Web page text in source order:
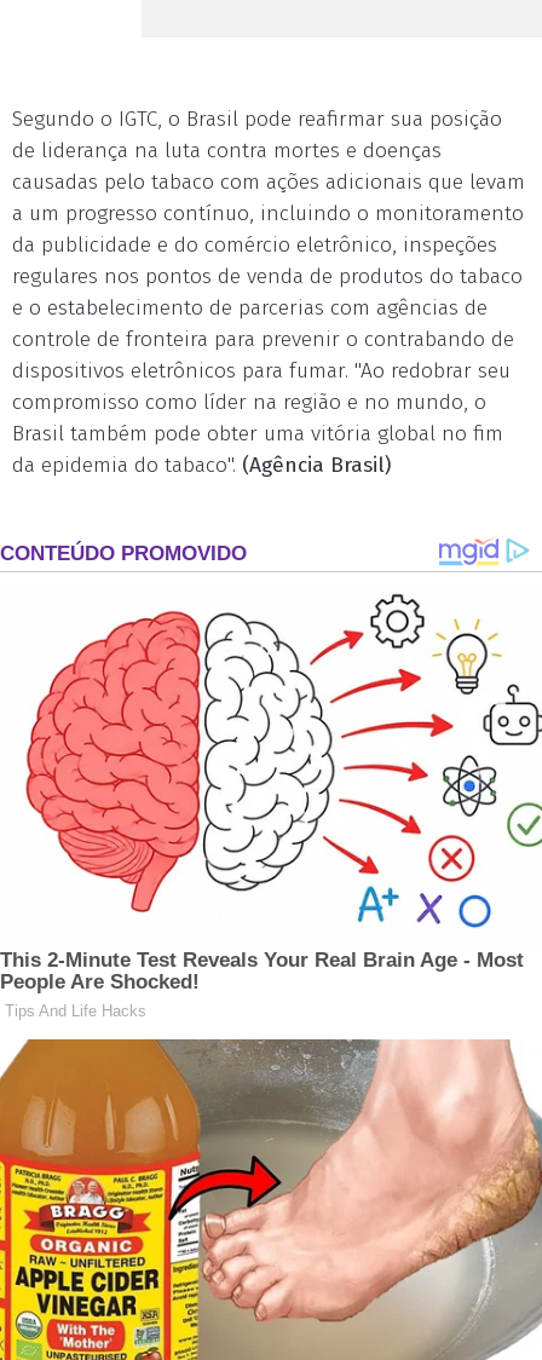
Segundo o IGTC, o Brasil pode reafirmar sua posição
de liderança na luta contra mortes e doenças
causadas pelo tabaco com ações adicionais que levam
a um progresso contínuo, incluindo o monitoramento
da publicidade e do comércio eletrônico, inspeções
regulares nos pontos de venda de produtos do tabaco
e o estabelecimento de parcerias com agências de
controle de fronteira para prevenir o contrabando de
dispositivos eletrônicos para fumar. "Ao redobrar seu
compromisso como líder na região e no mundo, o
Brasil também pode obter uma vitória global no fim
da epidemia do tabaco". (Agência Brasil)